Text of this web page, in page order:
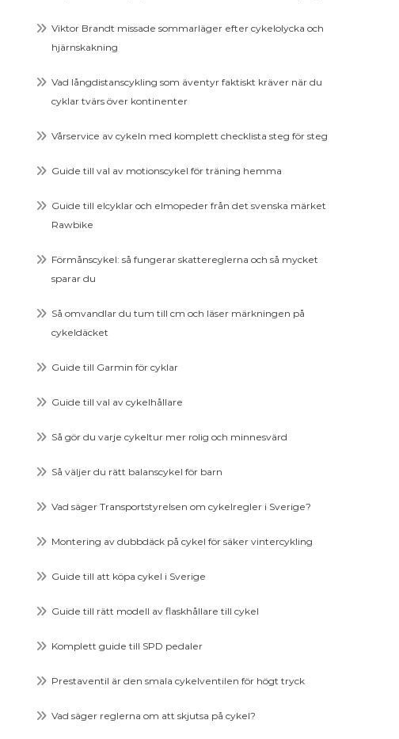
Viktor Brandt missade sommarläger efter cykelolycka och
hjärnskakning
Vad långdistanscykling som äventyr faktiskt kräver när du
cyklar tvärs över kontinenter
Vårservice av cykeln med komplett checklista steg för steg
Guide till val av motionscykel för träning hemma
Guide till elcyklar och elmopeder från det svenska märket
Rawbike
Förmånscykel: så fungerar skattereglerna och så mycket
sparar du
Så omvandlar du tum till cm och läser märkningen på
cykeldäcket
Guide till Garmin för cyklar
Guide till val av cykelhållare
Så gör du varje cykeltur mer rolig och minnesvärd
Så väljer du rätt balanscykel för barn
Vad säger Transportstyrelsen om cykelregler i Sverige?
Montering av dubbdäck på cykel för säker vintercykling
Guide till att köpa cykel i Sverige
Guide till rätt modell av flaskhållare till cykel
Komplett guide till SPD pedaler
Prestaventil är den smala cykelventilen för högt tryck
Vad säger reglerna om att skjutsa på cykel?